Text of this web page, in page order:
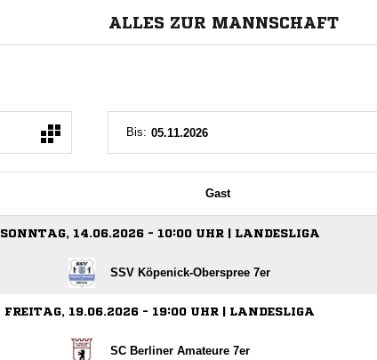
ALLES ZUR MANNSCHAFT
Bis:
Gast
SONNTAG, 14.06.2026 - 10:00 UHR | LANDESLIGA
SSV Köpenick-Oberspree 7er
FREITAG, 19.06.2026 - 19:00 UHR | LANDESLIGA
SC Berliner Amateure 7er